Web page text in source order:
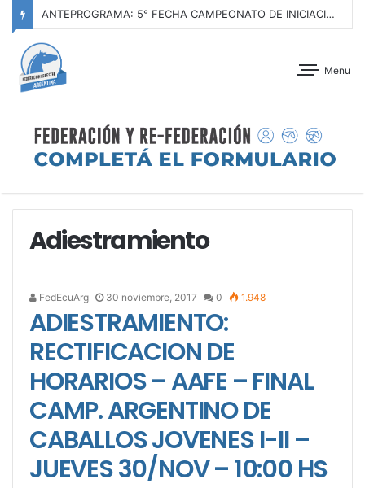
ANTEPROGRAMA: 5° FECHA CAMPEONATO DE INICIACIÓN A LA ACTIVIDAD ECUESTRE ZONA METROPOLITANA SUR – CLUB HÍPICO LA PLATA – 23 DE AGOSTO 2026
Menu
Adiestramiento
FedEcuArg 30 noviembre, 2017 0 1.948
ADIESTRAMIENTO:
RECTIFICACION DE
HORARIOS – AAFE – FINAL
CAMP. ARGENTINO DE
CABALLOS JOVENES I-II –
JUEVES 30/NOV – 10:00 HS